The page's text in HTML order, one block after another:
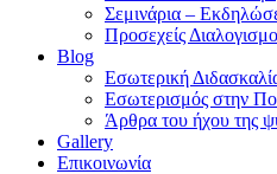
Σεμινάρια –
Προσεχείς
Blog
Εσωτερική
Εσωτερισμός στην
Άρθρα του ήχου της
Gallery
Επικοινωνία